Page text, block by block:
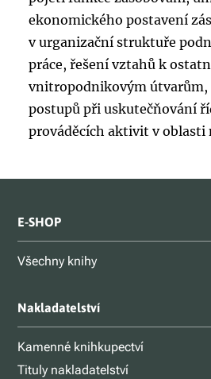
ekonomického postavení
v urganizační struktuře
práce, řešení vztahů k
vnitropodnikovým útvarům,
postupů při uskutečňování
prováděcích aktivit v oblasti
E-SHOP
Všechny knihy
Nakladatelství
Kamenné knihkupectví
Tituly nakladatelství